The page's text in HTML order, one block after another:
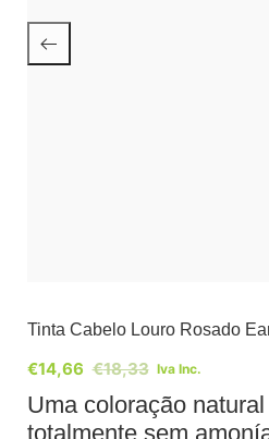
Tinta Cabelo Louro Rosado
€18,33
€14,66 Iva Inc.
Uma coloração
totalmente sem